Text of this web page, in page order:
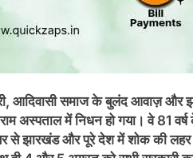
आदिवासी समाज के बुलंद आवाज़ और
अस्पताल में निधन हो गया। वे 81
से झारखंड और पूरे देश में शोक की